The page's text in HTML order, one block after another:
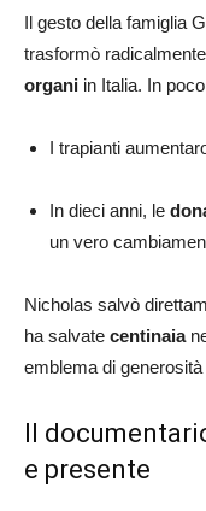
Il gesto della famiglia
trasformò
organi in Italia. In
I trapianti
In dieci anni, le
un vero
Nicholas salvò
ha salvate centinaia
emblema di
Il
e presente